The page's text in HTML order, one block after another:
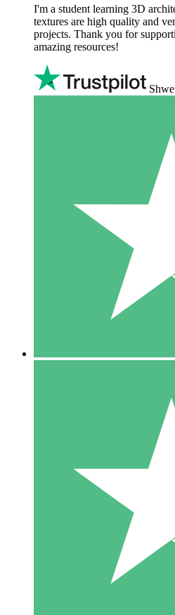
I'm a student learning 3D
textures are high quality and
projects. Thank you for
amazing resources!